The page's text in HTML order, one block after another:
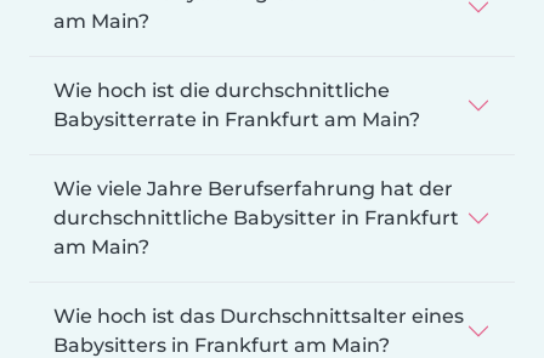
am Main?
Wie hoch ist die durchschnittliche
Babysitterrate in Frankfurt am Main?
Wie viele Jahre Berufserfahrung hat der
durchschnittliche Babysitter in Frankfurt
am Main?
Wie hoch ist das Durchschnittsalter eines
Babysitters in Frankfurt am Main?